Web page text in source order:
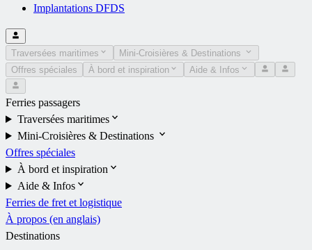
Implantations DFDS
Traversées maritimes
Mini-Croisières & Destinations
Offres spéciales
À bord et inspiration Aide & Infos
Ferries passagers
Traversées maritimes
Mini-Croisières & Destinations
Offres spéciales
À bord et inspiration
Aide & Infos
Ferries de fret et logistique
À propos (en anglais)
Destinations